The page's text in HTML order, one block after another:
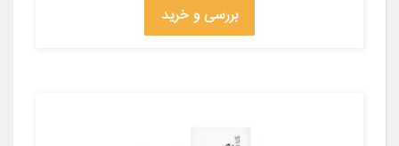
بررسی و خرید